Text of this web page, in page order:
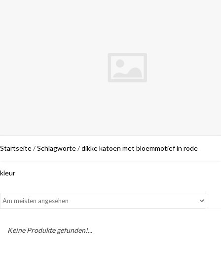
Startseite/Schlagworte/dikke katoen met bloemmotief in rode
kleur
Keine Produkte gefunden!...